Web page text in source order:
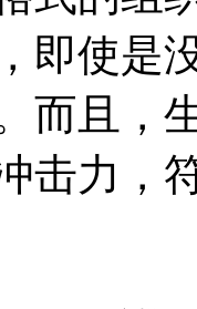
即使是
而且，
击力，